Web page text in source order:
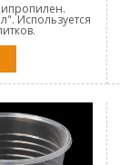
Используется